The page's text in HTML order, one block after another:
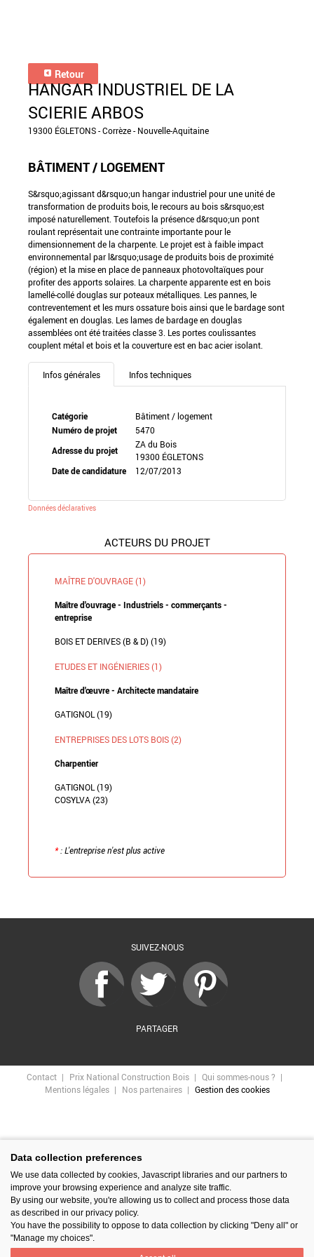
Retour
HANGAR INDUSTRIEL DE LA
SCIERIE ARBOS
19300 ÉGLETONS - Corrèze - Nouvelle-Aquitaine
BÂTIMENT / LOGEMENT
S&rsquo;agissant d&rsquo;un hangar industriel pour une unité de
transformation de produits bois, le recours au bois s&rsquo;est
imposé naturellement. Toutefois la présence d&rsquo;un pont
roulant représentait une contrainte importante pour le
dimensionnement de la charpente. Le projet est à faible impact
environnemental par l&rsquo;usage de produits bois de proximité
(région) et la mise en place de panneaux photovoltaïques pour
profiter des apports solaires. La charpente apparente est en bois
lamellé-collé douglas sur poteaux métalliques. Les pannes, le
contreventement et les murs ossature bois ainsi que le bardage sont
également en douglas. Les lames de bardage en douglas
assemblées ont été traitées classe 3. Les portes coulissantes
couplent métal et bois et la couverture est en bac acier isolant.
Infos générales Infos techniques
Catégorie
Bâtiment / logement
Numéro de projet
5470
Adresse du projet
ZA du Bois
19300 ÉGLETONS
Date de candidature
12/07/2013
Données déclaratives
ACTEURS DU PROJET
MAÎTRE D'OUVRAGE (1)
Maître d'ouvrage - Industriels - commerçants -
entreprise
BOIS ET DERIVES (B & D) (19)
ETUDES ET INGÉNIERIES (1)
Maître d'œuvre - Architecte mandataire
GATIGNOL (19)
ENTREPRISES DES LOTS BOIS (2)
Charpentier
GATIGNOL (19)
COSYLVA (23)
*: L'entreprise n'est plus active
SUIVEZ-NOUS
PARTAGER
Contact Prix National Construction Bois
Qui sommes-nous ?
Mentions légales
Nos partenaires Gestion des cookies
Data collection preferences
We use data collected by cookies, Javascript libraries and our partners to
improve your browsing experience and analyze site traffic.
By using our website, you're allowing us to collect and process those data
as described in our privacy policy.
You have the possibility to oppose to data collection by clicking "Deny all" or
"Manage my choices".